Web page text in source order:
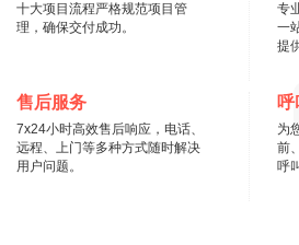
十大项目流程严格规范项目管
理，确保交付成功。
专
一
提
售后服务
7x24小时高效售后响应，电话、
远程、上门等多种方式随时解决
用户问题。
为
前
呼